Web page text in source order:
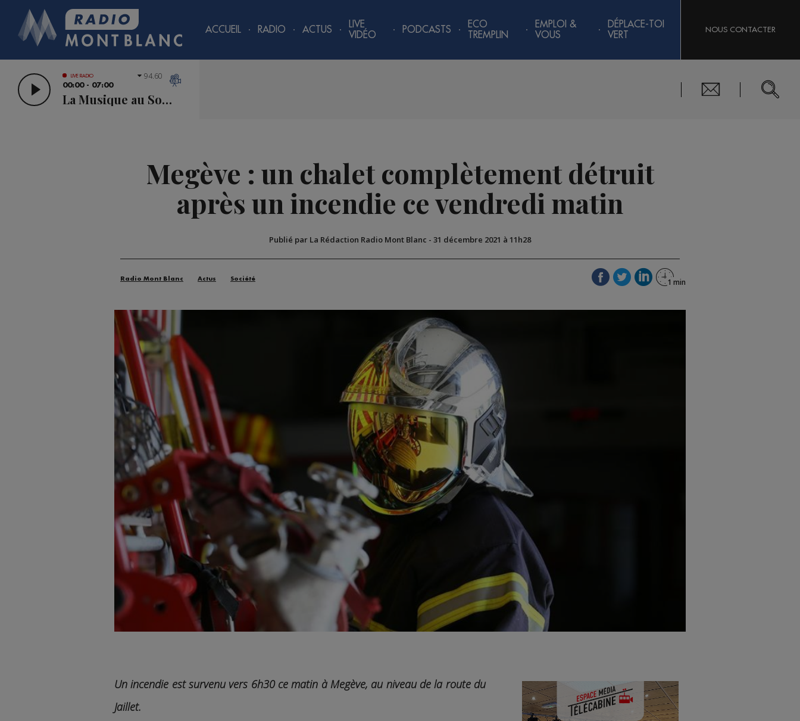
ACCUEIL RADIO ACTUS
LIVE
VIDÉO
PODCASTS
ECO
TREMPLIN
EMPLOI &
VOUS
DÉPLACE-TOI
VERT
NOUS CONTACTER
LIVE RADIO
00:00 - 07:00
La Musique au Sommet
94.60
Megève : un chalet complètement détruit
après un incendie ce vendredi matin
Publié par La Rédaction Radio Mont Blanc - 31 décembre 2021 à 11h28
Radio Mont Blanc Actus Société
Un incendie est survenu vers 6h30 ce matin à Megève, au niveau de la route du
Jaillet.